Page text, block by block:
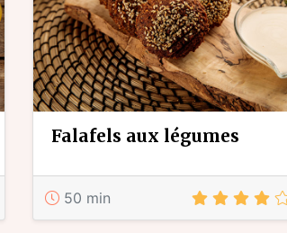
falafels aux légumes
50 min